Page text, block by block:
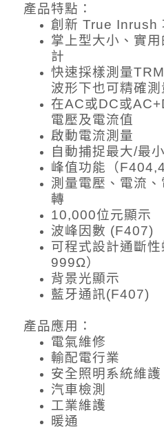
產品特點：
創新 True Inrush
掌上型大小、實
計
快速採樣測量
波形下也可精確測
在AC或DC或
電壓及電流值
啟動電流測量
自動捕捉最大/最
峰值功能（
測量電壓、電流
轉
10,000位元顯示
波峰因數 (F407)
可程式設計通斷
999Ω）
背景光顯示
藍牙通訊(F407)
產品應用：
電氣維修
輸配電行業
安全照明系統維護
汽車檢測
工業維護
暖通